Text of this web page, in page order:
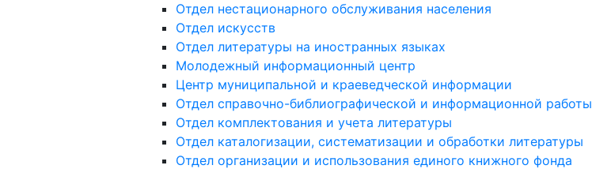
Отдел нестационарного обслуживания населения
Отдел искусств
Отдел литературы на иностранных языках
Молодежный информационный центр
Центр муниципальной и краеведческой информации
Отдел справочно-библиографической и информационной работы
Отдел комплектования и учета литературы
Отдел каталогизации, систематизации и обработки литературы
Отдел организации и использования единого книжного фонда